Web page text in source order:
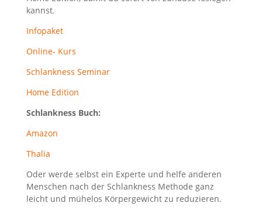
kannst.
Infopaket
Online- Kurs
Schlankness Seminar
Home Edition
Schlankness Buch:
Amazon
Thalia
Oder werde selbst ein Experte und helfe anderen
Menschen nach der Schlankness Methode ganz
leicht und mühelos Körpergewicht zu reduzieren.